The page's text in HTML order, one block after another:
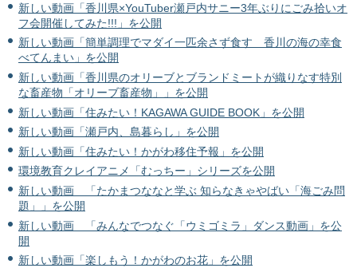
新しい動画「香川県×YouTuber瀬戸内サニー3年ぶりにごみ拾いオ
フ会開催してみた!!!」を公開
新しい動画「簡単調理でマダイ一匹余さず食す 香川の海の幸食
べてんまい」を公開
新しい動画「香川県のオリーブとブランドミートが織りなす特別
な畜産物「オリーブ畜産物」」を公開
新しい動画「住みたい！KAGAWA GUIDE BOOK」を公開
新しい動画「瀬戸内、島暮らし」を公開
新しい動画「住みたい！かがわ移住予報」を公開
環境教育クレイアニメ「むっちー」シリーズを公開
新しい動画 「たかまつななと学ぶ 知らなきゃやばい「海ごみ問
題」」を公開
新しい動画 「みんなでつなぐ「ウミゴミラ」ダンス動画」を公
開
新しい動画「楽しもう！かがわのお花」を公開